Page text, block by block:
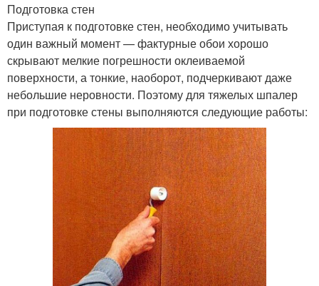
Подготовка стен
Приступая к подготовке стен, необходимо учитывать
один важный момент — фактурные обои хорошо
скрывают мелкие погрешности оклеиваемой
поверхности, а тонкие, наоборот, подчеркивают даже
небольшие неровности. Поэтому для тяжелых шпалер
при подготовке стены выполняются следующие работы: